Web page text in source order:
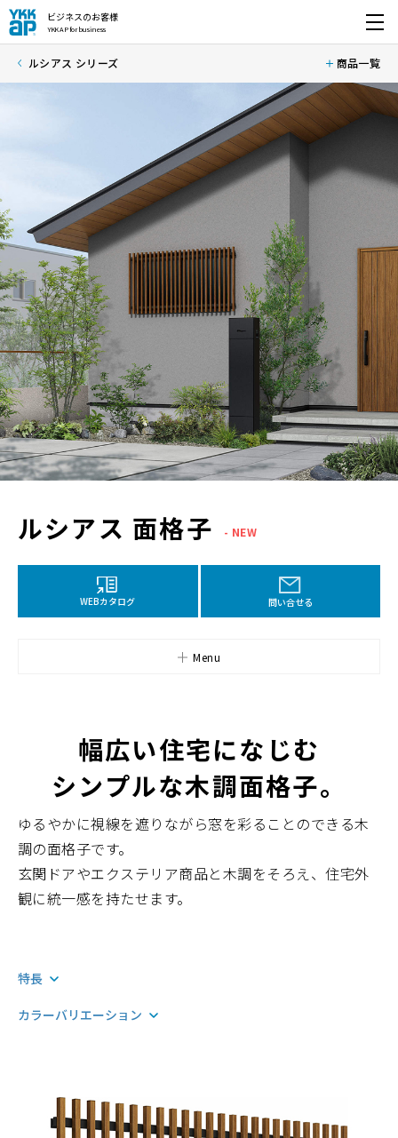
ビジネスのお客様
YKK AP for business 開く
ルシアス シリーズ 商品一覧
ルシアス 面格子 - NEW
WEBカタログ 問い合せる
Menu
幅広い住宅になじむ
シンプルな木調面格子。
ゆるやかに視線を遮りながら窓を彩ることのできる木
調の面格子です。
玄関ドアやエクステリア商品と木調をそろえ、住宅外
観に統一感を持たせます。
特長
カラーバリエーション